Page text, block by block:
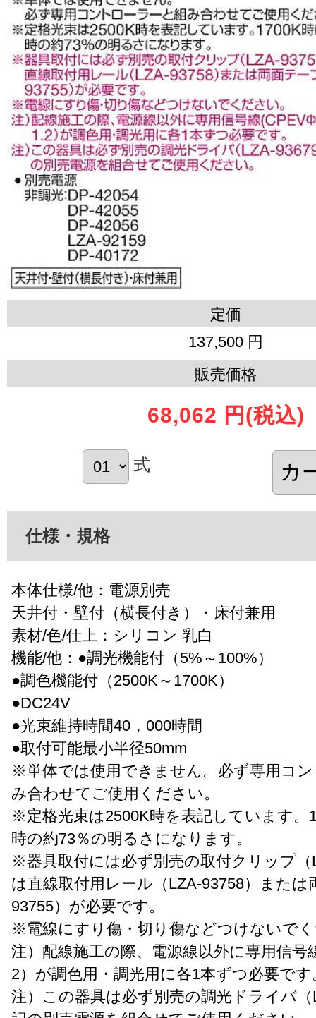
定価
137,500 円
販売価格
68,062 円 (税込)
式
仕様・規格
本体仕様/他：電源別売
天井付・壁付（横長付き）・床付兼用
素材/色/仕上：シリコン 乳白
機能/他：●調光機能付（5%～100%）
●調色機能付（2500K～1700K）
●DC24V
●光束維持時間40，000時間
●取付可能最小半径50mm
※単体では使用できません。必ず専用コ
み合わせてご使用ください。
※定格光束は2500K時を表記しています。
時の約73％の明るさになります。
※器具取付には必ず別売の取付クリップ（
は直線取付用レール（LZA-93758）または
93755）が必要です。
※電線にすり傷・切り傷などつけないで
注）配線施工の際、電源線以外に専用信号
2）が調色用・調光用に各1本ずつ必要です
注）この器具は必ず別売の調光ドライバ